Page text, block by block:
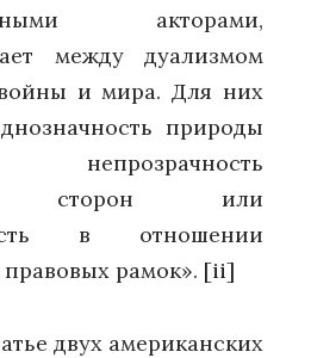
акторами,
между дуализмом
и мира. Для них
природы
сторон или
в отношении
рамок». [ii]
двух американских